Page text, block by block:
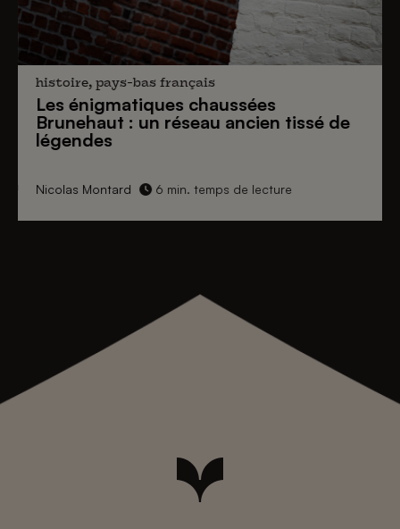
histoire, pays-bas français
Les énigmatiques chaussées
Brunehaut : un réseau ancien tissé de
légendes
Nicolas Montard 6 min. temps de lecture